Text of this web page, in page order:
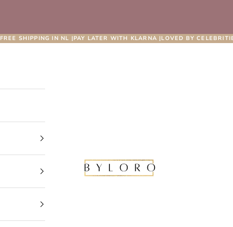
FREE SHIPPING IN NL |PAY LATER WITH KLARNA |LOVED BY
Byloro.com